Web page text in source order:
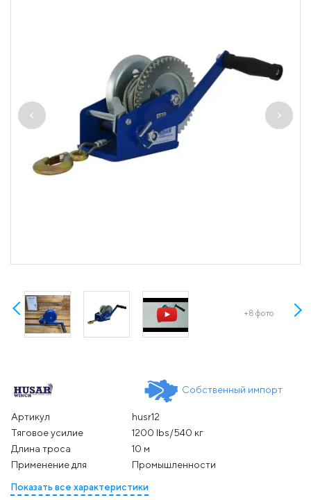
+8 фото
Собственный импорт
Артикул
husr12
Тяговое усилие
1200 Ibs/540 кг
Длина троса
10 м
Применение для
Промышленности
Показать все характеристики